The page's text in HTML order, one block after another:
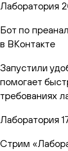
Лаборатория
Бот по
в ВКонтакте
Запустили
помогает
требованиях
Лаборатория
Стрим